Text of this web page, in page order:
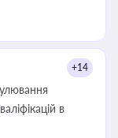
+14
в